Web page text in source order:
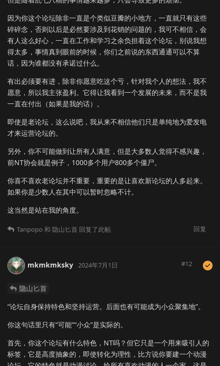
因为你这个论坛除非一直是个类似豆瓣的小地方，一直就只有这些
碎碎念，否则以后是必然要涉及到花销的问题的，我可不相信，会
有人这么好心，一直在工作和学习之余负担着这个论坛，别说我想
得太多，事情真到眼前的时候，你们之前说的东西通通可以不算
话，因为谁都没有承诺过什么。
有出必须要有进，除非你愿意吃这个亏，针对我个人的想法，我不
愿意，所以我主张盈利。它得让我看到一个发展的未来，而不是我
一直在付出（如果是我的话）。
即使是老论坛，这么说吧，我从来不相信他们只是单纯地为爱发电
才来运营论坛的。
另外，你不可能做到让所有人满意，但是大多数人觉得不感兴趣，
前NT协会就是例子，1000多个用户800多个僵尸。
你喜不喜欢老论坛并不重要，重要的是让喜欢新论坛的人多起来。
如果你是少数人在其中可以暂时忽略不计。
这当然是站在我的角度。
回复
Tanpopo 和 隐山匕首 回复了此帖
mkmkmksky 2024年7月1日 #12
隐山匕首
“论坛自身保持特色和坚持运营。后面也有可能成为小众聚集地”。
你这句话里只有“可能”“小众”是实际的。
首先，你这个论坛有什么特色，NT吗？但它只是一个用来吸引人的
标签，它是高度抽象的，即使转化为理性，比方说你要建一个动漫